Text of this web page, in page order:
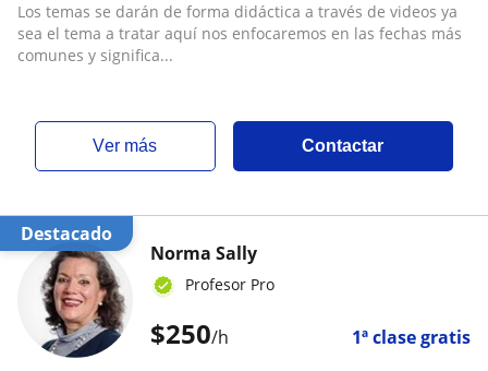
Los temas se darán de forma didáctica a través de videos ya
sea el tema a tratar aquí nos enfocaremos en las fechas más
comunes y significa...
ver más Contactar
Destacado
$250/h 1ª clase gratis
Norma Sally
Profesor Pro